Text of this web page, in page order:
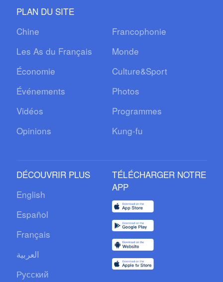
PLAN DU SITE
Chine
Francophonie
Les As du Français
Monde
Économie
Culture&Sport
Événements
Photos
Vidéos
Programmes
Opinions
Kung-fu
DÉCOUVRIR PLUS
English
Español
Français
العربية
Русский
TÉLÉCHARGER NOTRE
APP